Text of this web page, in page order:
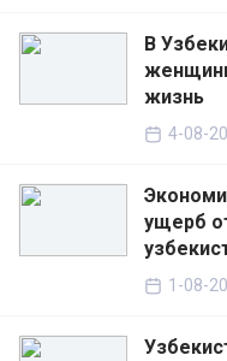
В
жизнь
4-08-
ущерб
1-08-